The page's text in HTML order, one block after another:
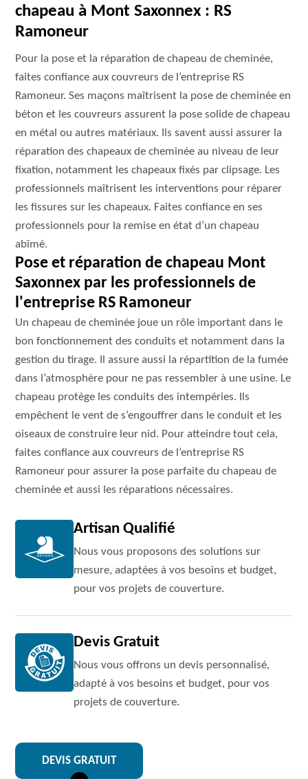
chapeau à Mont Saxonnex : RS
Ramoneur
Pour la pose et la réparation de chapeau de cheminée,
faites confiance aux couvreurs de l’entreprise RS
Ramoneur. Ses maçons maîtrisent la pose de cheminée en
béton et les couvreurs assurent la pose solide de chapeau
en métal ou autres matériaux. Ils savent aussi assurer la
réparation des chapeaux de cheminée au niveau de leur
fixation, notamment les chapeaux fixés par clipsage. Les
professionnels maîtrisent les interventions pour réparer
les fissures sur les chapeaux. Faites confiance en ses
professionnels pour la remise en état d’un chapeau
abîmé.
Pose et réparation de chapeau Mont
Saxonnex par les professionnels de
l'entreprise RS Ramoneur
Un chapeau de cheminée joue un rôle important dans le
bon fonctionnement des conduits et notamment dans la
gestion du tirage. Il assure aussi la répartition de la fumée
dans l’atmosphère pour ne pas ressembler à une usine. Le
chapeau protège les conduits des intempéries. Ils
empêchent le vent de s’engouffrer dans le conduit et les
oiseaux de construire leur nid. Pour atteindre tout cela,
faites confiance aux couvreurs de l’entreprise RS
Ramoneur pour assurer la pose parfaite du chapeau de
cheminée et aussi les réparations nécessaires.
Artisan Qualifié
Nous vous proposons des solutions sur
mesure, adaptées à vos besoins et budget,
pour vos projets de couverture.
Devis Gratuit
Nous vous offrons un devis personnalisé,
adapté à vos besoins et budget, pour vos
projets de couverture.
DEVIS GRATUIT